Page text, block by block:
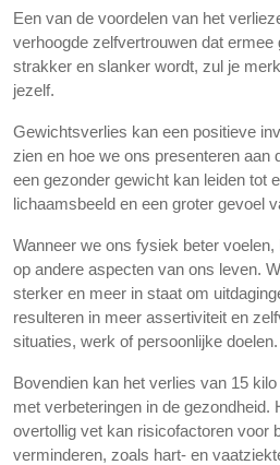
Een van de voordelen van het
verhoogde zelfvertrouwen dat ermee
strakker en slanker wordt, zul je
jezelf.
Gewichtsverlies kan een positieve
zien en hoe we ons presenteren aan
een gezonder gewicht kan leiden tot
lichaamsbeeld en een groter gevoel
Wanneer we ons fysiek beter
op andere aspecten van ons leven.
sterker en meer in staat om
resulteren in meer assertiviteit en
situaties, werk of persoonlijke doelen.
Bovendien kan het verlies van 15
met verbeteringen in de gezondheid.
overtollig vet kan risicofactoren voor
verminderen, zoals hart- en